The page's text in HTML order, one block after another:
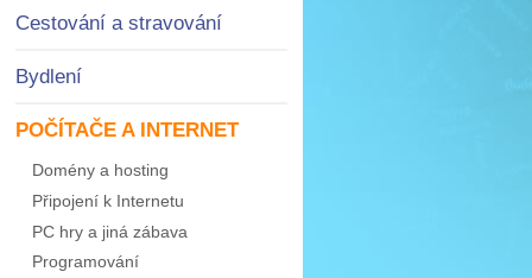
Cestování a stravování
Bydlení
POČÍTAČE A INTERNET
Domény a hosting
Připojení k Internetu
PC hry a jiná zábava
Programování